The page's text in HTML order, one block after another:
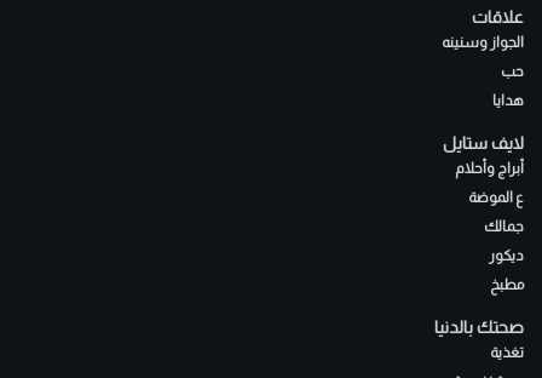
علاقات
الجواز وسنينه
حب
هدايا
لايف ستايل
أبراج وأحلام
ع الموضة
جمالك
ديكور
مطبخ
صحتك بالدنيا
تغذية